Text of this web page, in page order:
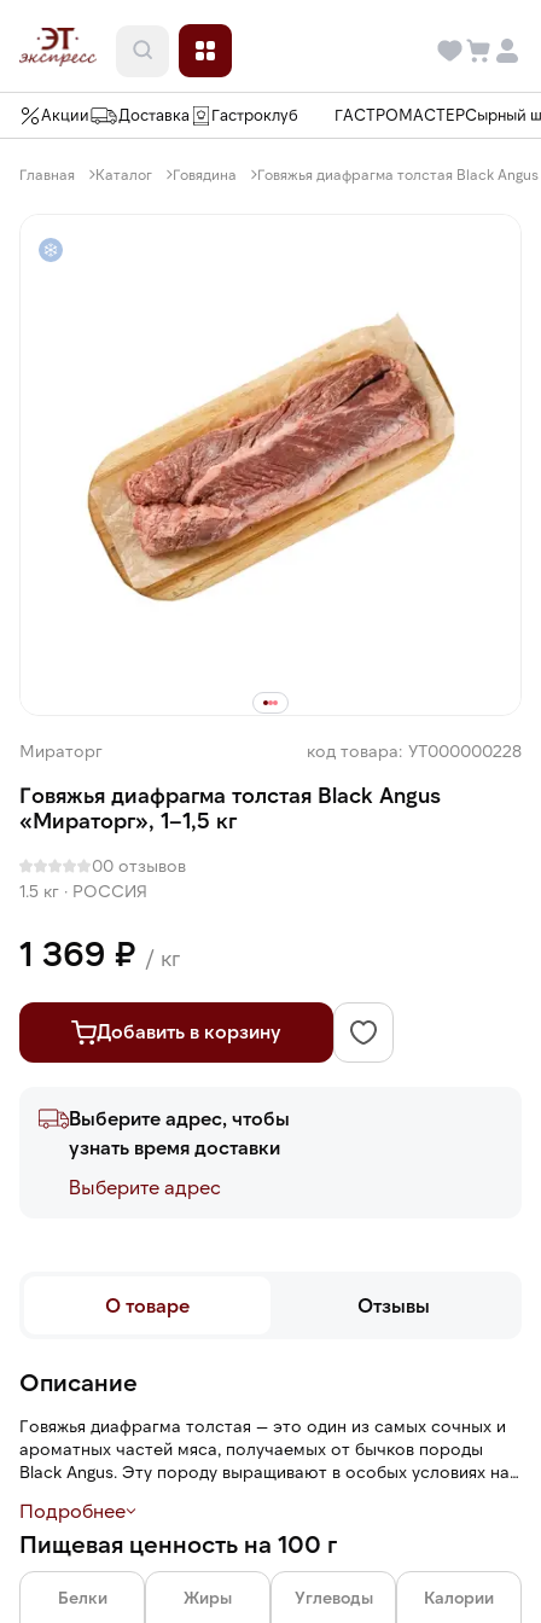
Акции Доставка Гастроклуб ГАСТРОМАСТЕРСырный
Главная Каталог Говядина Говяжья диафрагма толстая Black
Мираторг код товара: УТ000000228
Говяжья диафрагма толстая Black Angus
«Мираторг», 1–1,5 кг
00 отзывов
1.5 кг · РОССИЯ
1 369 ₽ / кг
Добавить в корзину
Выберите адрес, чтобы
узнать время доставки
Выберите адреc
О товаре Отзывы
Описание
Говяжья диафрагма толстая — это один из самых сочных и
ароматных частей мяса, получаемых от бычков породы
Black Angus. Эту породу выращивают в особых условиях на
результате говядина получает высокое содержание
мраморного жира, что придает мясу невероятную нежность
и насыщенный вкус.
Толстая диафрагма характеризуется крупным волокном и
Подробнее
Пищевая ценность на 100 г
Белки Жиры Углеводы Калории